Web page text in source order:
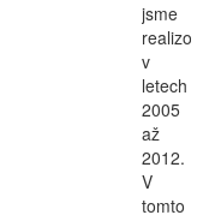
jsme
v
letech
2005
až
2012.
V
tomto